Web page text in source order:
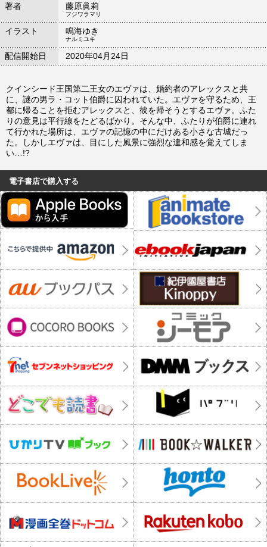
著者
藤原眞莉
フジワラマリ
イラスト 鳴海ゆき
ナルミユキ
配信開始日 2020年04月24日
クインシード王国第二王女のエヴァは、婚約者のアレックスと共
に、謎の男ラ・コット伯爵に囚われていた。エヴァを守るため、王
都に帰ることを拒むアレックスと、彼を帰そうとするエヴァ。ふた
りの意見は平行線をたどるばかり。そんな中、ふたりが伯爵に連れ
て行かれた場所は、エヴァの記憶の中にだけある小さな古城だっ
た。しかしエヴァは、目にした風景に強烈な違和感を覚えてしま
い…!?
電子書店で購入する